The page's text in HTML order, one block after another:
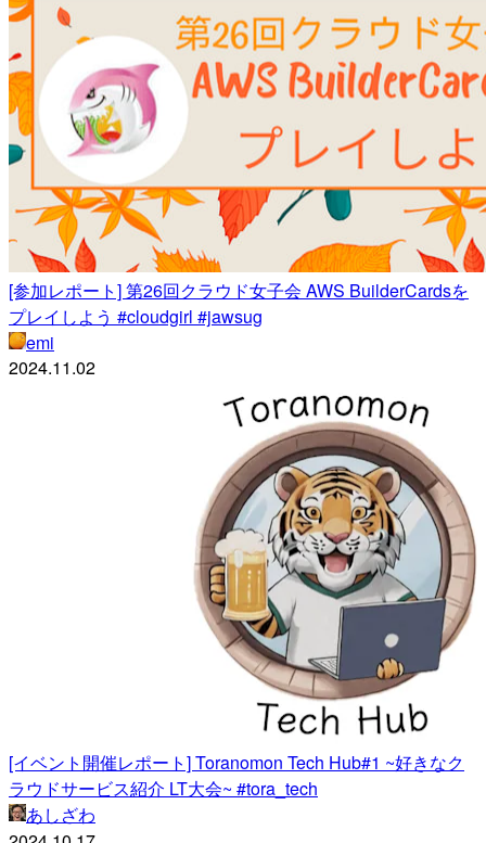
[参加レポート] 第26回クラウド女子会 AWS BuilderCardsを
プレイしよう #cloudgirl #jawsug
emi
2024.11.02
[イベント開催レポート] Toranomon Tech Hub#1 ~好きなク
ラウドサービス紹介 LT大会~ #tora_tech
あしざわ